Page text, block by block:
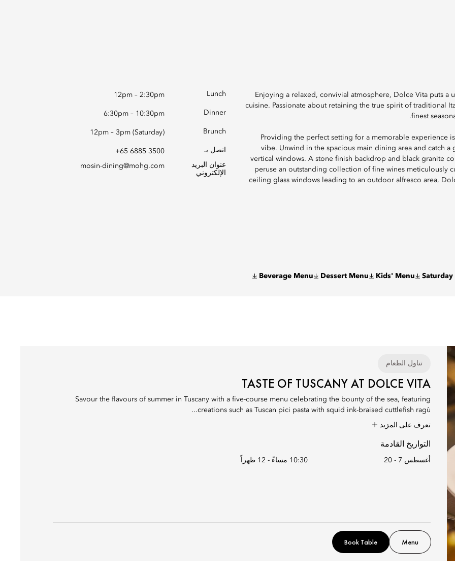
Enjoying a relaxed, convivial atmosphere, Dolce Vita puts
cuisine. Passionate about retaining the true spirit of traditional
finest
Providing the perfect setting for a memorable experience
vibe. Unwind in the spacious main dining area and catch
vertical windows. A stone finish backdrop and black granite
peruse an outstanding collection of fine wines meticulously
ceiling glass windows leading to an outdoor alfresco area,
Lunch
12pm – 2:30pm
Dinner
6:30pm – 10:30pm
Brunch
12pm – 3pm (Saturday)
اتصل بـ
+65 6885 3500
عنوان البريد
الإلكتروني
mosin-dining@mohg.com
Saturday
Kids' Menu
Dessert Menu
Beverage Menu
تناول الطعام
TASTE OF TUSCANY AT DOLCE VITA
Savour the flavours of summer in Tuscany with a five-course menu celebrating the bounty of the sea, featuring
creations such as Tuscan pici pasta with squid ink-braised cuttlefish ragù...
تعرف على المزيد
التواريخ القادمة
أغسطس 7 - 20 12 ظهراً - 10:30 مساءً
Menu
Book Table